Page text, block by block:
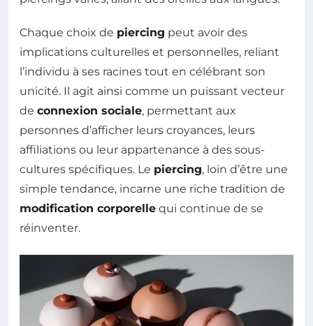
Chaque choix de piercing peut avoir des
implications culturelles et personnelles, reliant
l’individu à ses racines tout en célébrant son
unicité. Il agit ainsi comme un puissant vecteur
de connexion sociale, permettant aux
personnes d’afficher leurs croyances, leurs
affiliations ou leur appartenance à des sous-
cultures spécifiques. Le piercing, loin d’être une
simple tendance, incarne une riche tradition de
modification corporelle qui continue de se
réinventer.